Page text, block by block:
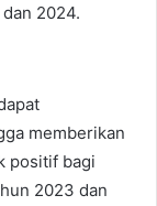
2024.
memberikan
positif bagi
2023 dan